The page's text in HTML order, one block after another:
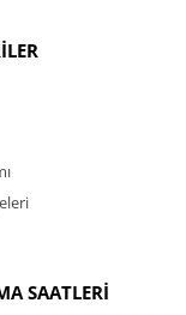
SAATLERİ